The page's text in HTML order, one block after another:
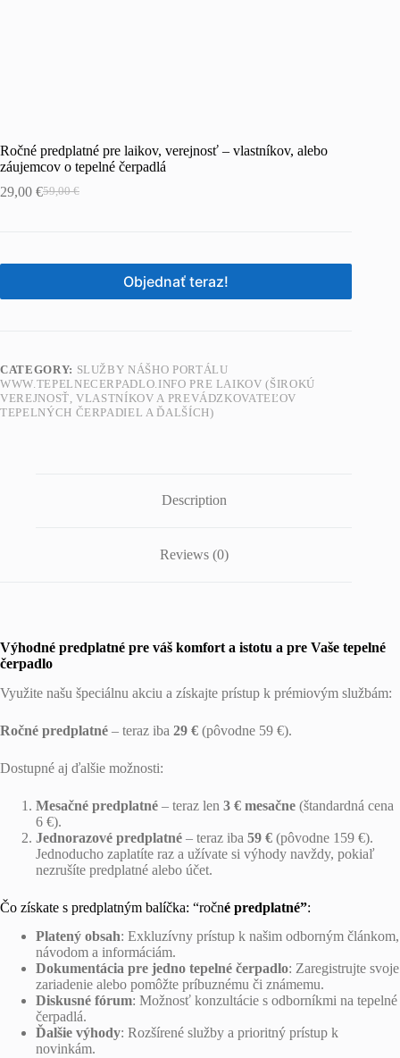
Ročné predplatné pre laikov, verejnosť – vlastníkov, alebo
záujemcov o tepelné čerpadlá
59,00€
Original
29,00 €Current
Objednať teraz!
CATEGORY: SLUŽBY NÁŠHO PORTÁLU
WWW.TEPELNECERPADLO.INFO PRE LAIKOV (ŠIROKÚ
VEREJNOSŤ, VLASTNÍKOV A PREVÁDZKOVATEĽOV
TEPELNÝCH ČERPADIEL A ĎALŠÍCH)
Description
Reviews (0)
Výhodné predplatné pre váš komfort a istotu a pre Vaše tepelné
čerpadlo
Využite našu špeciálnu akciu a získajte prístup k prémiovým službám:
Ročné predplatné – teraz iba 29 € (pôvodne 59 €).
Dostupné aj ďalšie možnosti:
Mesačné predplatné – teraz len 3 € mesačne (štandardná cena
6 €).
Jednorazové predplatné – teraz iba 59 € (pôvodne 159 €).
Jednoducho zaplatíte raz a užívate si výhody navždy, pokiaľ
nezrušíte predplatné alebo účet.
Čo získate s predplatným balíčka: “ročné predplatné”:
Platený obsah: Exkluzívny prístup k našim odborným článkom,
návodom a informáciám.
Dokumentácia pre jedno tepelné čerpadlo: Zaregistrujte svoje
zariadenie alebo pomôžte príbuznému či známemu.
Diskusné fórum: Možnosť konzultácie s odborníkmi na tepelné
čerpadlá.
Ďalšie výhody: Rozšírené služby a prioritný prístup k
novinkám.